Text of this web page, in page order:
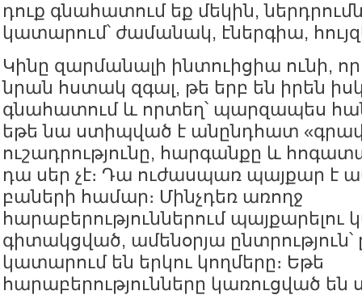
դուք գնահատում եք մեկին,
կատարում՝ ժամանակ, էներգիա,
Կինը զարմանալի ինտուիցիա ունի,
նրան հստակ զգալ, թե երբ են իրեն
գնահատում և որտեղ՝ պարզապես
եթե նա ստիպված է անընդհատ
ուշադրությունը, հարգանքը և
դա սեր չէ։ Դա ուժասպառ պայքար է
բաների համար։ Մինչդեռ առողջ
հարաբերություններում պայքարելու
գիտակցված, ամենօրյա ընտրություն՝
կատարում են երկու կողմերը։ Եթե
հարաբերությունները կառուցված են